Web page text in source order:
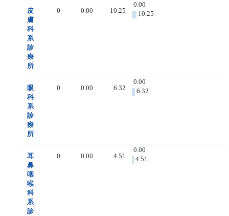
皮
膚
科
系
診
療
所
0 0.00 10.25
0.00
10.25
眼
科
系
診
療
所
0 0.00 6.32
0.00
6.32
耳
鼻
咽
喉
科
系
診
0 0.00 4.51
0.00
4.51